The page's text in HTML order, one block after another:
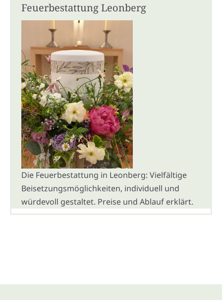
Feuerbestattung Leonberg
Die Feuerbestattung in Leonberg: Vielfältige
Beisetzungsmöglichkeiten, individuell und
würdevoll gestaltet. Preise und Ablauf erklärt.